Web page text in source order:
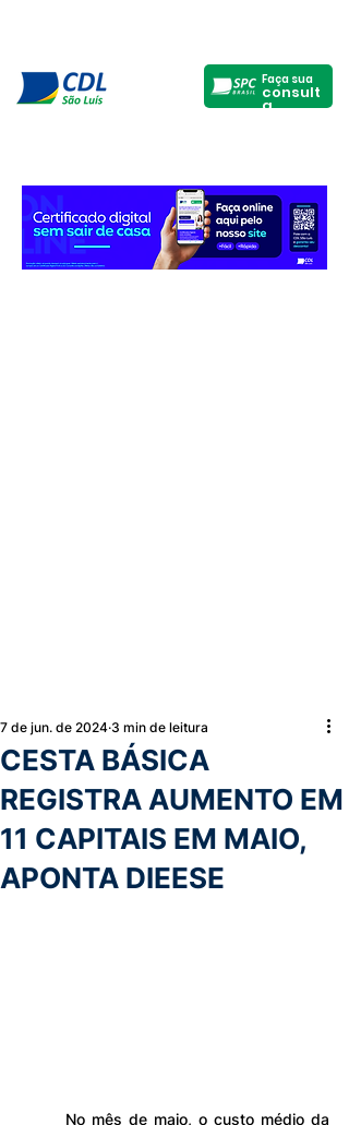
Faça sua
consult
a
CESTA BÁSICA
REGISTRA AUMENTO EM
11 CAPITAIS EM MAIO,
APONTA DIEESE
7 de jun. de 2024 3 min de leitura